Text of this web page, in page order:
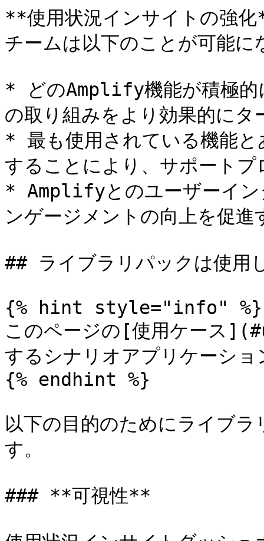
**使用状況インサイトの強
チームは以下のことが可能に
* どのAmplify機能が積極的
の取り組みをより効果的にタ
* 最も使用されている機能と
することにより、サポートプ
* Amplifyとのユーザーイン
ンゲージメントの向上を促進
## ライブラリパックは使用
{% hint style="info" %}
このページの[使用ケース
するシナリオアプリケーシ
{% endhint %}
以下の目的のためにライブ
す。
### **可視性**